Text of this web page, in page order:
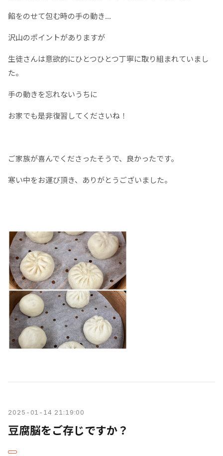
餡をのせて包む時の手の動き…
沢山のポイントがありますが
生徒さんは意欲的にひとつひとつ丁寧に取り組まれていまし
た。
手の動きを忘れないうちに
お家でも是非復習してくださいね！
ご家族が喜んでくださったそうで、良かったです。
寒い中をお運び頂き、ありがとうございました。
2025-01-14 21:19:00
豆腐脳をご存じですか？